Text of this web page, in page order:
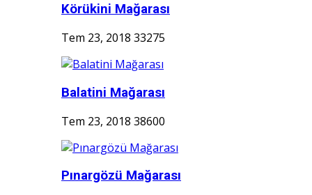
Körükini Mağarası
Tem 23, 2018 33275
Balatini Mağarası
Tem 23, 2018 38600
Pınargözü Mağarası